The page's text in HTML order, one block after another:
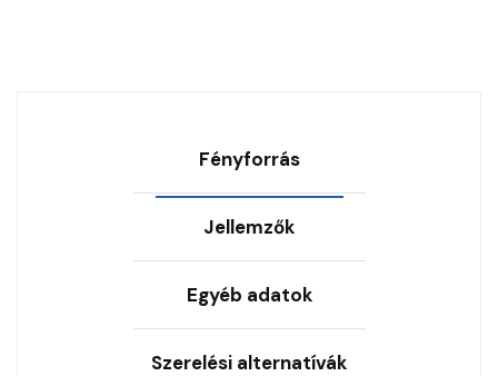
Fényforrás
Jellemzők
Egyéb adatok
Szerelési alternatívák